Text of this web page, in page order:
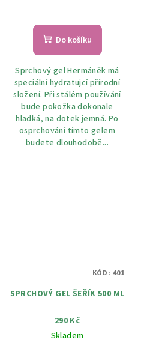
Do košíku
Sprchový gel Hermáněk má
speciální hydratujcí přírodní
složení. Při stálém používání
bude pokožka dokonale
hladká, na dotek jemná. Po
osprchování tímto gelem
budete dlouhodobě...
SPRCHOVÝ GEL ŠEŘÍK 500 ML
290 Kč
Skladem
KÓD: 401